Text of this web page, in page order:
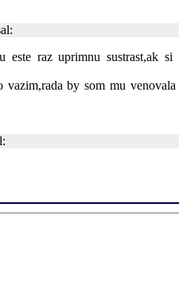
este raz uprimnu sustrast,ak
by som mu